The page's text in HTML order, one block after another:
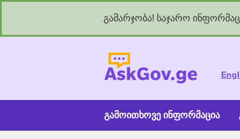
გამარჯობა! საჯარო
გამოითხოვე ინფორმაცია